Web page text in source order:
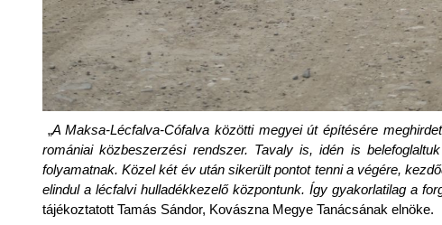
„A Maksa-Lécfalva-Cófalva közötti megyei út építésére
romániai közbeszerzési rendszer. Tavaly is, idén is
folyamatnak. Közel két év után sikerült pontot tenni a végére,
elindul a lécfalvi hulladékkezelő központunk. Így gyakorlatilag a
tájékoztatott Tamás Sándor, Kovászna Megye Tanácsának elnöke.